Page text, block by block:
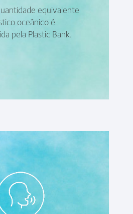
equivalente
oceânico é
pela Plastic Bank.